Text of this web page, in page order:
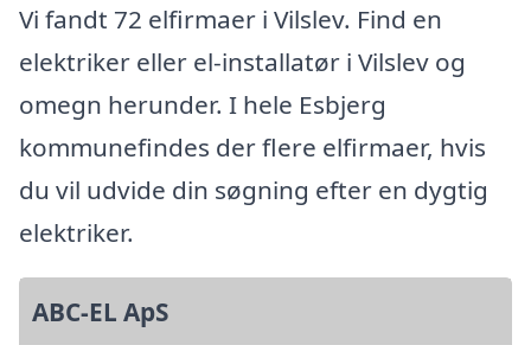
Vi fandt 72 elfirmaer i Vilslev. Find en
elektriker eller el-installatør i Vilslev og
omegn herunder. I hele Esbjerg
kommunefindes der flere elfirmaer, hvis
du vil udvide din søgning efter en dygtig
elektriker.
ABC-EL ApS